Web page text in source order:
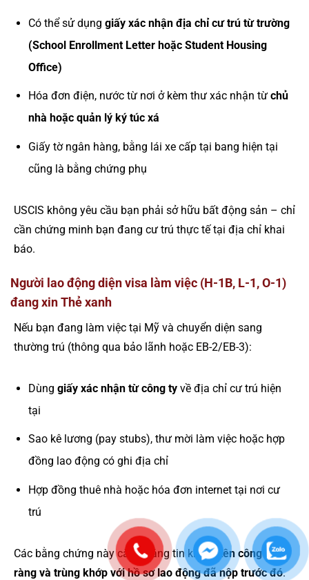
Có thể sử dụng giấy xác nhận địa chỉ cư trú từ trường
(School Enrollment Letter hoặc Student Housing
Office)
Hóa đơn điện, nước từ nơi ở kèm thư xác nhận từ chủ
nhà hoặc quản lý ký túc xá
Giấy tờ ngân hàng, bằng lái xe cấp tại bang hiện tại
cũng là bằng chứng phụ
USCIS không yêu cầu bạn phải sở hữu bất động sản – chỉ
cần chứng minh bạn đang cư trú thực tế tại địa chỉ khai
báo.
Người lao động diện visa làm việc (H-1B, L-1, O-1)
đang xin Thẻ xanh
Nếu bạn đang làm việc tại Mỹ và chuyển diện sang
thường trú (thông qua bảo lãnh hoặc EB-2/EB-3):
Dùng giấy xác nhận từ công tyvề địa chỉ cư trú hiện
tại
Sao kê lương (pay stubs), thư mời làm việc hoặc hợp
đồng lao động có ghi địa chỉ
Hợp đồng thuê nhà hoặc hóa đơn internet tại nơi cư
trú
Các bằng chứng này càng đáng tin khi có tên công ty rõ
ràng và trùng khớp với hồ sơ lao động đã nộp trước đó.